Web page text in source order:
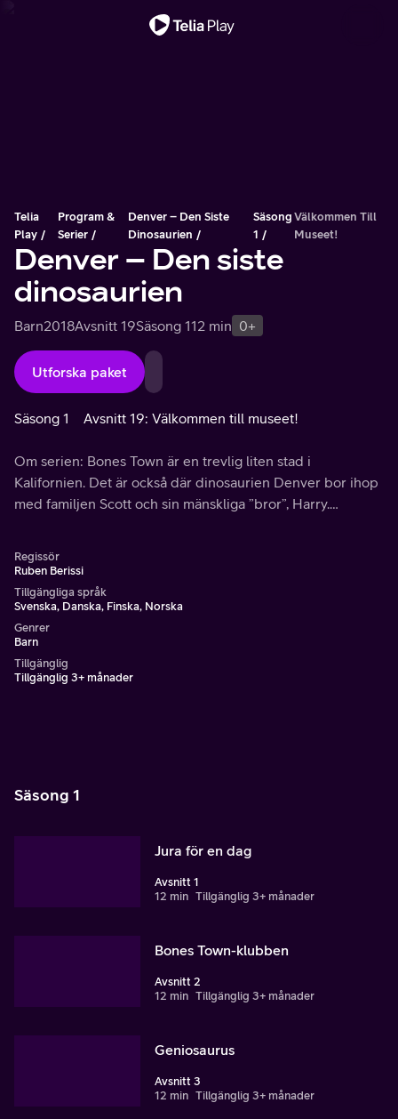
Telia
Play
Program &
Serier
Denver – Den Siste
Dinosaurien
Säsong
1
Välkommen Till
Museet!
Denver – Den siste
dinosaurien
Barn2018Avsnitt 19Säsong 112 min 0+
Utforska paket
Säsong 1 Avsnitt 19: Välkommen till museet!
Om serien: Bones Town är en trevlig liten stad i
Kalifornien. Det är också där dinosaurien Denver bor ihop
med familjen Scott och sin mänskliga ”bror”, Harry.
Regissör
Ruben Berissi
Tillgängliga språk
Svenska, Danska, Finska, Norska
Genrer
Barn
Tillgänglig
Tillgänglig 3+ månader
Säsong 1
Jura för en dag
Avsnitt 1
12 min Tillgänglig 3+ månader
Bones Town-klubben
Avsnitt 2
12 min Tillgänglig 3+ månader
Geniosaurus
Avsnitt 3
12 min Tillgänglig 3+ månader